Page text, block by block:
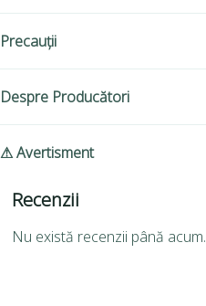
Precauții
Despre Producători
⚠ Avertisment
Recenzii
Nu există recenzii până acum.